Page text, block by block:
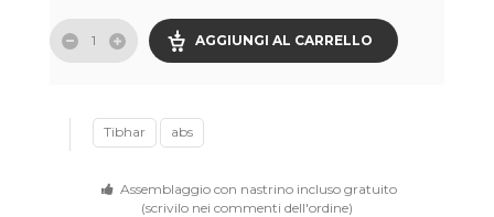
AGGIUNGI AL CARRELLO
Tibhar abs
Assemblaggio con nastrino incluso gratuito
(scrivilo nei commenti dell'ordine)